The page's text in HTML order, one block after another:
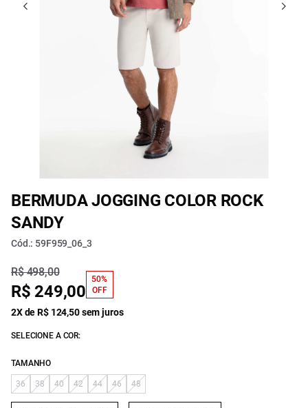
BERMUDA JOGGING COLOR ROCK
SANDY
Cód.: 59F959_06_3
R$ 498,00
R$ 249,00
50%
OFF
2X de R$ 124,50 sem juros
SELECIONE A COR:
TAMANHO
36 38 40 42 44 46 48